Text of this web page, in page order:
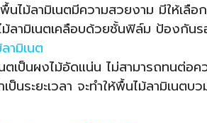
นไม้ลามิเนตมีความสวยงาม มีให้เลื
ลามิเนตเคลือบด้วยชั้นฟิล์ม ป้องกัน
ามิเนต
ตเป็นผงไม้อัดแน่น ไม่สามารถทนต่อ
เป็นระยะเวลา จะทำให้พื้นไม้ลามิเนต